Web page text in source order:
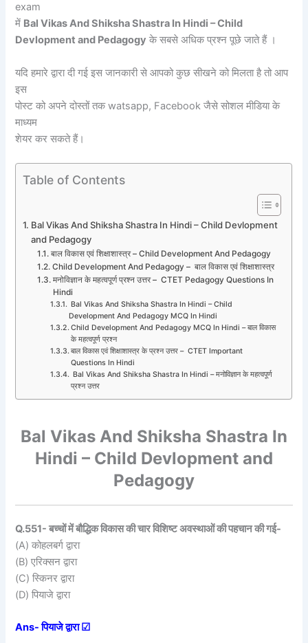
exam
में Bal Vikas And Shiksha Shastra In Hindi –Child
Devlopment and Pedagogy के सबसे अधिक प्रश्न पूछे जाते हैं ।
यदि हमारे द्वारा दी गई इस जानकारी से आपको कुछ सीखने को मिलता है तो आप
इस
पोस्ट को अपने दोस्तों तक watsapp, Facebook जैसे सोशल मीडिया के
माध्यम
शेयर कर सकते हैं।
Table of Contents
Bal Vikas And Shiksha Shastra In Hindi – Child Devlopment
and Pedagogy
बाल विकास एवं शिक्षाशास्त्र – Child Development And Pedagogy
Child Development And Pedagogy – बाल विकास एवं शिक्षाशास्त्र
मनोविज्ञान के महत्वपूर्ण प्रश्न उत्तर – CTET Pedagogy Questions In
Hindi
Bal Vikas And Shiksha Shastra In Hindi – Child
Development And Pedagogy MCQ In Hindi
Child Development And Pedagogy MCQ In Hindi – बाल विकास
के महत्वपूर्ण प्रश्न
बाल विकास एवं शिक्षाशास्त्र के प्रश्न उत्तर – CTET Important
Questions In Hindi
Bal Vikas And Shiksha Shastra In Hindi – मनोविज्ञान के महत्वपूर्ण
प्रश्न उत्तर
Bal Vikas And Shiksha Shastra In
Hindi – Child Devlopment and
Pedagogy
Q.551- बच्चों में बौद्धिक विकास की चार विशिष्ट अवस्थाओं की पहचान की गई-
(A) कोहलबर्ग द्वारा
(B) एरिक्सन द्वारा
(C) स्किनर द्वारा
(D) पियाजे द्वारा
Ans- पियाजे द्वारा ☑